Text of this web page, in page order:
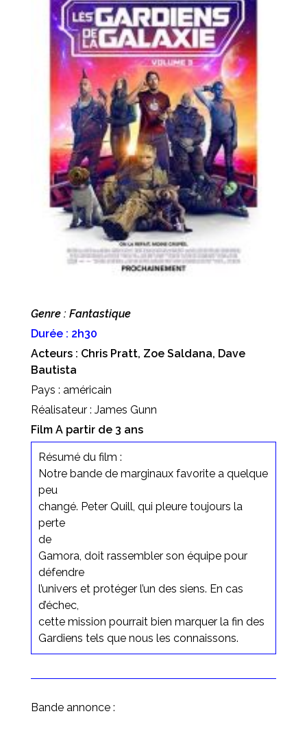
Genre : Fantastique
Durée : 2h30
Acteurs : Chris Pratt, Zoe Saldana, Dave
Bautista
Pays : américain
Réalisateur : James Gunn
Film A partir de 3 ans
Résumé du film :
Notre bande de marginaux favorite a quelque
peu
changé. Peter Quill, qui pleure toujours la
perte
de
Gamora, doit rassembler son équipe pour
défendre
l’univers et protéger l’un des siens. En cas
d’échec,
cette mission pourrait bien marquer la fin des
Gardiens tels que nous les connaissons.
Bande annonce :